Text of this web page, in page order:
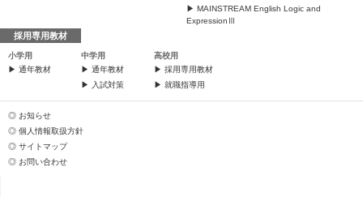
MAINSTREAM English Logic and
ExpressionⅢ
採用専用教材
小学用
通年教材
中学用
通年教材
入試対策
高校用
採用専用教材
就職指導用
お知らせ
個人情報取扱方針
サイトマップ
お問い合わせ